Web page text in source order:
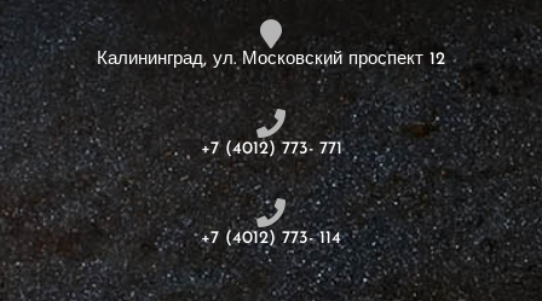
Калининград, ул. Московский проспект 12
+7 (4012) 773- 771
+7 (4012) 773- 114